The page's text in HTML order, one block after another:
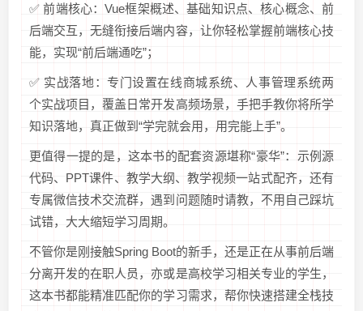
✅ 前端核心：Vue框架概述、基础知识点、核心概念、前
后端交互，无缝衔接后端内容，让你轻松掌握前端核心技
能，实现“前后端通吃”；
✅ 实战落地：专门设置在线商城系统、人事管理系统两
个实战项目，覆盖日常开发高频场景，手把手教你将所学
知识落地，真正做到“学完就会用，用完能上手”。
更值得一提的是，这本书的配套资源堪称“豪华”：示例源
代码、PPT课件、教学大纲、教学视频一站式配齐，还有
专属微信技术交流群，遇到问题随时请教，不用自己踩坑
试错，大大缩短学习周期。
不管你是刚接触Spring Boot的新手，还是正在从事前后端
分离开发的在职人员，亦或是高校学习相关专业的学生，
这本书都能精准匹配你的学习需求，帮你快速搭建全栈技